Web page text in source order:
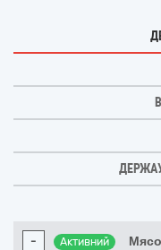
- Активний Мясо